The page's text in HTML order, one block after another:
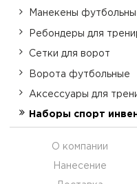
Манекены
Ребондеры для
Сетки для ворот
Ворота футбольные
Аксессуары для
Наборы спорт
О компании
Нанесение